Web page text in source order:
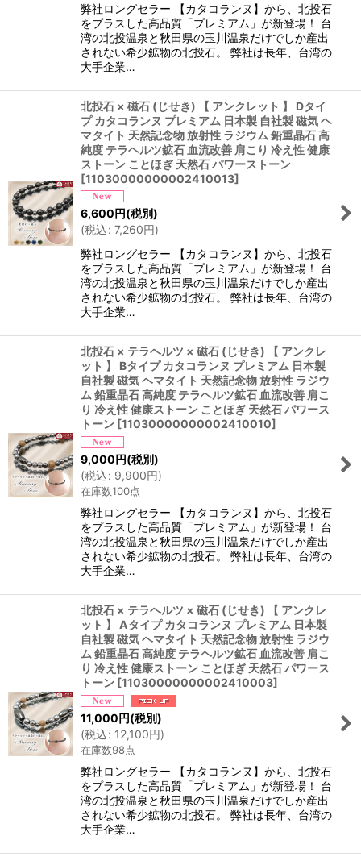
弊社ロングセラー 【カタコランヌ】から、北投石
をプラスした高品質「プレミアム」が新登場！ 台
湾の北投温泉と秋田県の玉川温泉だけでしか産出
されない希少鉱物の北投石。 弊社は長年、台湾の
大手企業…
北投石 × 磁石 (じせき) 【 アンクレット 】 Dタイ
プ カタコランヌ プレミアム 日本製 自社製 磁気 ヘ
マタイト 天然記念物 放射性 ラジウム 鉛重晶石 高
純度 テラヘルツ鉱石 血流改善 肩こり 冷え性 健康
ストーン ことほぎ 天然石 パワーストーン
[11030000000002410013]
6,600円(税別)
(税込: 7,260円)
弊社ロングセラー 【カタコランヌ】から、北投石
をプラスした高品質「プレミアム」が新登場！ 台
湾の北投温泉と秋田県の玉川温泉だけでしか産出
されない希少鉱物の北投石。 弊社は長年、台湾の
大手企業…
北投石 × テラヘルツ × 磁石 (じせき) 【 アンクレ
ット 】 Bタイプ カタコランヌ プレミアム 日本製
自社製 磁気 ヘマタイト 天然記念物 放射性 ラジウ
ム 鉛重晶石 高純度 テラヘルツ鉱石 血流改善 肩こ
り 冷え性 健康ストーン ことほぎ 天然石 パワース
トーン [11030000000002410010]
9,000円(税別)
(税込: 9,900円)
在庫数100点
弊社ロングセラー 【カタコランヌ】から、北投石
をプラスした高品質「プレミアム」が新登場！ 台
湾の北投温泉と秋田県の玉川温泉だけでしか産出
されない希少鉱物の北投石。 弊社は長年、台湾の
大手企業…
北投石 × テラヘルツ × 磁石 (じせき) 【 アンクレ
ット 】 Aタイプ カタコランヌ プレミアム 日本製
自社製 磁気 ヘマタイト 天然記念物 放射性 ラジウ
ム 鉛重晶石 高純度 テラヘルツ鉱石 血流改善 肩こ
り 冷え性 健康ストーン ことほぎ 天然石 パワース
トーン [11030000000002410003]
11,000円(税別)
(税込: 12,100円)
在庫数98点
弊社ロングセラー 【カタコランヌ】から、北投石
をプラスした高品質「プレミアム」が新登場！ 台
湾の北投温泉と秋田県の玉川温泉だけでしか産出
されない希少鉱物の北投石。 弊社は長年、台湾の
大手企業…